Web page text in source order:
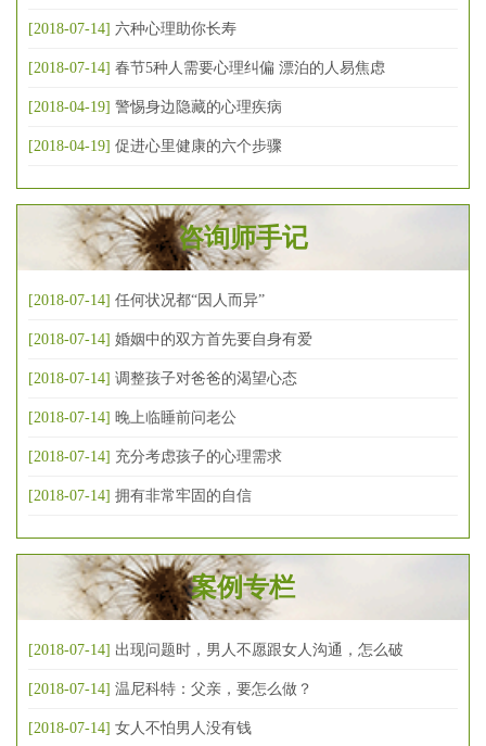
[2018-07-14] 六种心理助你长寿
[2018-07-14] 春节5种人需要心理纠偏 漂泊的人易焦虑
[2018-04-19] 警惕身边隐藏的心理疾病
[2018-04-19] 促进心里健康的六个步骤
咨询师手记
[2018-07-14] 任何状况都“因人而异”
[2018-07-14] 婚姻中的双方首先要自身有爱
[2018-07-14] 调整孩子对爸爸的渴望心态
[2018-07-14] 晚上临睡前问老公
[2018-07-14] 充分考虑孩子的心理需求
[2018-07-14] 拥有非常牢固的自信
案例专栏
[2018-07-14] 出现问题时，男人不愿跟女人沟通，怎么破
[2018-07-14] 温尼科特：父亲，要怎么做？
[2018-07-14] 女人不怕男人没有钱